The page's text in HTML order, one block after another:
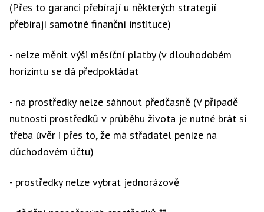
(Přes to garanci přebírají u některých strategií
přebírají samotné finanční instituce)
- nelze měnit výši měsíční platby (v dlouhodobém
horizintu se dá předpokládat
- na prostředky nelze sáhnout předčasně (V případě
nutnosti prostředků v průběhu života je nutné brát si
třeba úvěr i přes to, že má střadatel peníze na
důchodovém účtu)
- prostředky nelze vybrat jednorázově